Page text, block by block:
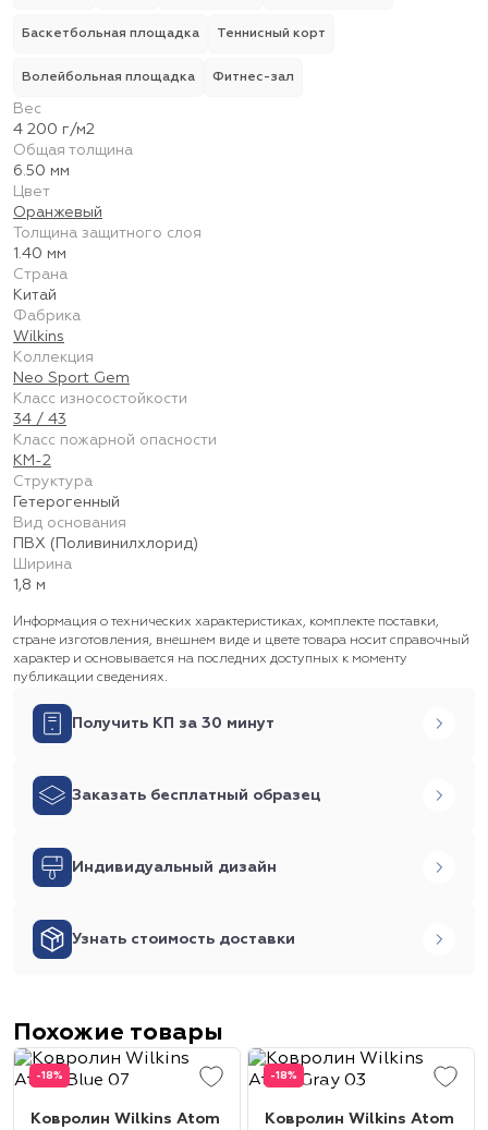
Баскетбольная площадка Теннисный корт
Волейбольная площадка Фитнес-зал
Вес
4 200 г/м2
Общая толщина
6.50 мм
Цвет
Оранжевый
Толщина защитного слоя
1.40 мм
Страна
Китай
Фабрика
Wilkins
Коллекция
Neo Sport Gem
Класс износостойкости
34 / 43
Класс пожарной опасности
КМ-2
Структура
Гетерогенный
Вид основания
ПВХ (Поливинилхлорид)
Ширина
1,8 м
Информация о технических характеристиках, комплекте поставки,
стране изготовления, внешнем виде и цвете товара носит справочный
характер и основывается на последних доступных к моменту
публикации сведениях.
Получить КП за 30 минут
Заказать бесплатный образец
Индивидуальный дизайн
Узнать стоимость доставки
Похожие товары
-18%
Ковролин Wilkins Atom
-18%
Ковролин Wilkins Atom